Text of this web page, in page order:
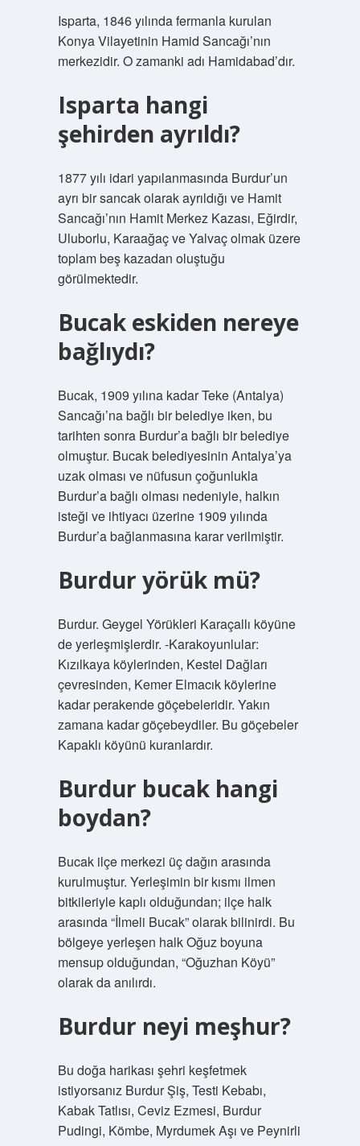
Isparta, 1846 yılında fermanla kurulan
Konya Vilayetinin Hamid Sancağı’nın
merkezidir. O zamanki adı Hamidabad’dır.
Isparta hangi
şehirden ayrıldı?
1877 yılı idari yapılanmasında Burdur’un
ayrı bir sancak olarak ayrıldığı ve Hamit
Sancağı’nın Hamit Merkez Kazası, Eğirdir,
Uluborlu, Karaağaç ve Yalvaç olmak üzere
toplam beş kazadan oluştuğu
görülmektedir.
Bucak eskiden nereye
bağlıydı?
Bucak, 1909 yılına kadar Teke (Antalya)
Sancağı’na bağlı bir belediye iken, bu
tarihten sonra Burdur’a bağlı bir belediye
olmuştur. Bucak belediyesinin Antalya’ya
uzak olması ve nüfusun çoğunlukla
Burdur’a bağlı olması nedeniyle, halkın
isteği ve ihtiyacı üzerine 1909 yılında
Burdur’a bağlanmasına karar verilmiştir.
Burdur yörük mü?
Burdur. Geygel Yörükleri Karaçallı köyüne
de yerleşmişlerdir. -Karakoyunlular:
Kızılkaya köylerinden, Kestel Dağları
çevresinden, Kemer Elmacık köylerine
kadar perakende göçebeleridir. Yakın
zamana kadar göçebeydiler. Bu göçebeler
Kapaklı köyünü kuranlardır.
Burdur bucak hangi
boydan?
Bucak ilçe merkezi üç dağın arasında
kurulmuştur. Yerleşimin bir kısmı ilmen
bitkileriyle kaplı olduğundan; ilçe halk
arasında “İlmeli Bucak” olarak bilinirdi. Bu
bölgeye yerleşen halk Oğuz boyuna
mensup olduğundan, “Oğuzhan Köyü”
olarak da anılırdı.
Burdur neyi meşhur?
Bu doğa harikası şehri keşfetmek
istiyorsanız Burdur Şiş, Testi Kebabı,
Kabak Tatlısı, Ceviz Ezmesi, Burdur
Pudingi, Kömbe, Myrdumek Aşı ve Peynirli